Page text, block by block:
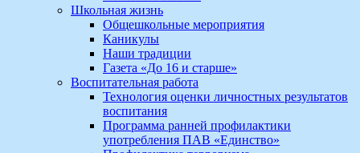
Школьная жизнь
Общешкольные мероприятия
Каникулы
Наши традиции
Газета «До 16 и старше»
Воспитательная работа
Технология оценки личностных результатов
воспитания
Программа ранней профилактики
употребления ПАВ «Единство»